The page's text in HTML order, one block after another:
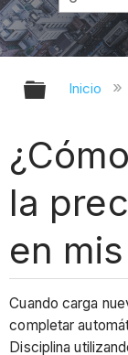
Inicio
la
en
Cuando carga
completar
Disciplina